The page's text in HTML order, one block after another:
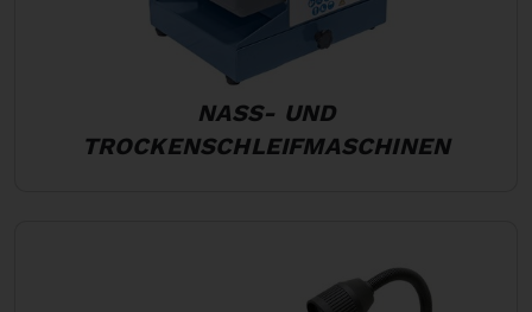
NASS- UND
TROCKENSCHLEIFMASCHINEN